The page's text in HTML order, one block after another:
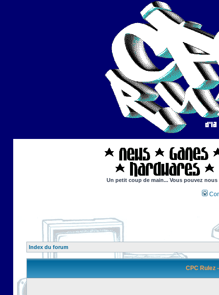
Un petit coup de main... Vous pouvez
Index du forum
CPC Rulez